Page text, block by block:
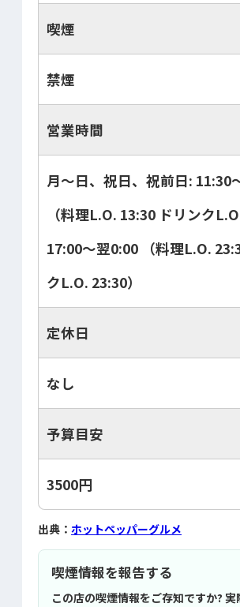
喫煙
禁煙
営業時間
月～日、祝日、祝前日: 11:30
（料理L.O. 13:30 ドリンク
17:00～翌0:00 （料理L.O.
クL.O. 23:30）
定休日
なし
予算目安
3500円
出典： ホットペッパーグルメ
喫煙情報を報告する
この店の喫煙情報をご存知ですか?